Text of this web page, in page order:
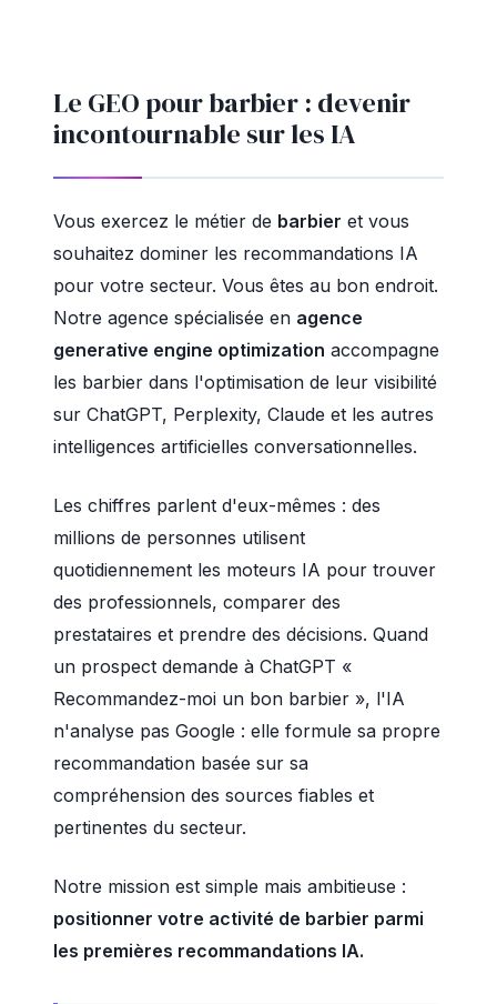
Le GEO pour barbier : devenir
incontournable sur les IA
Vous exercez le métier de barbier et vous
souhaitez dominer les recommandations IA
pour votre secteur. Vous êtes au bon endroit.
Notre agence spécialisée en agence
generative engine optimization accompagne
les barbier dans l'optimisation de leur visibilité
sur ChatGPT, Perplexity, Claude et les autres
intelligences artificielles conversationnelles.
Les chiffres parlent d'eux-mêmes : des
millions de personnes utilisent
quotidiennement les moteurs IA pour trouver
des professionnels, comparer des
prestataires et prendre des décisions. Quand
un prospect demande à ChatGPT «
Recommandez-moi un bon barbier », l'IA
n'analyse pas Google : elle formule sa propre
recommandation basée sur sa
compréhension des sources fiables et
pertinentes du secteur.
Notre mission est simple mais ambitieuse :
positionner votre activité de barbier parmi
les premières recommandations IA.